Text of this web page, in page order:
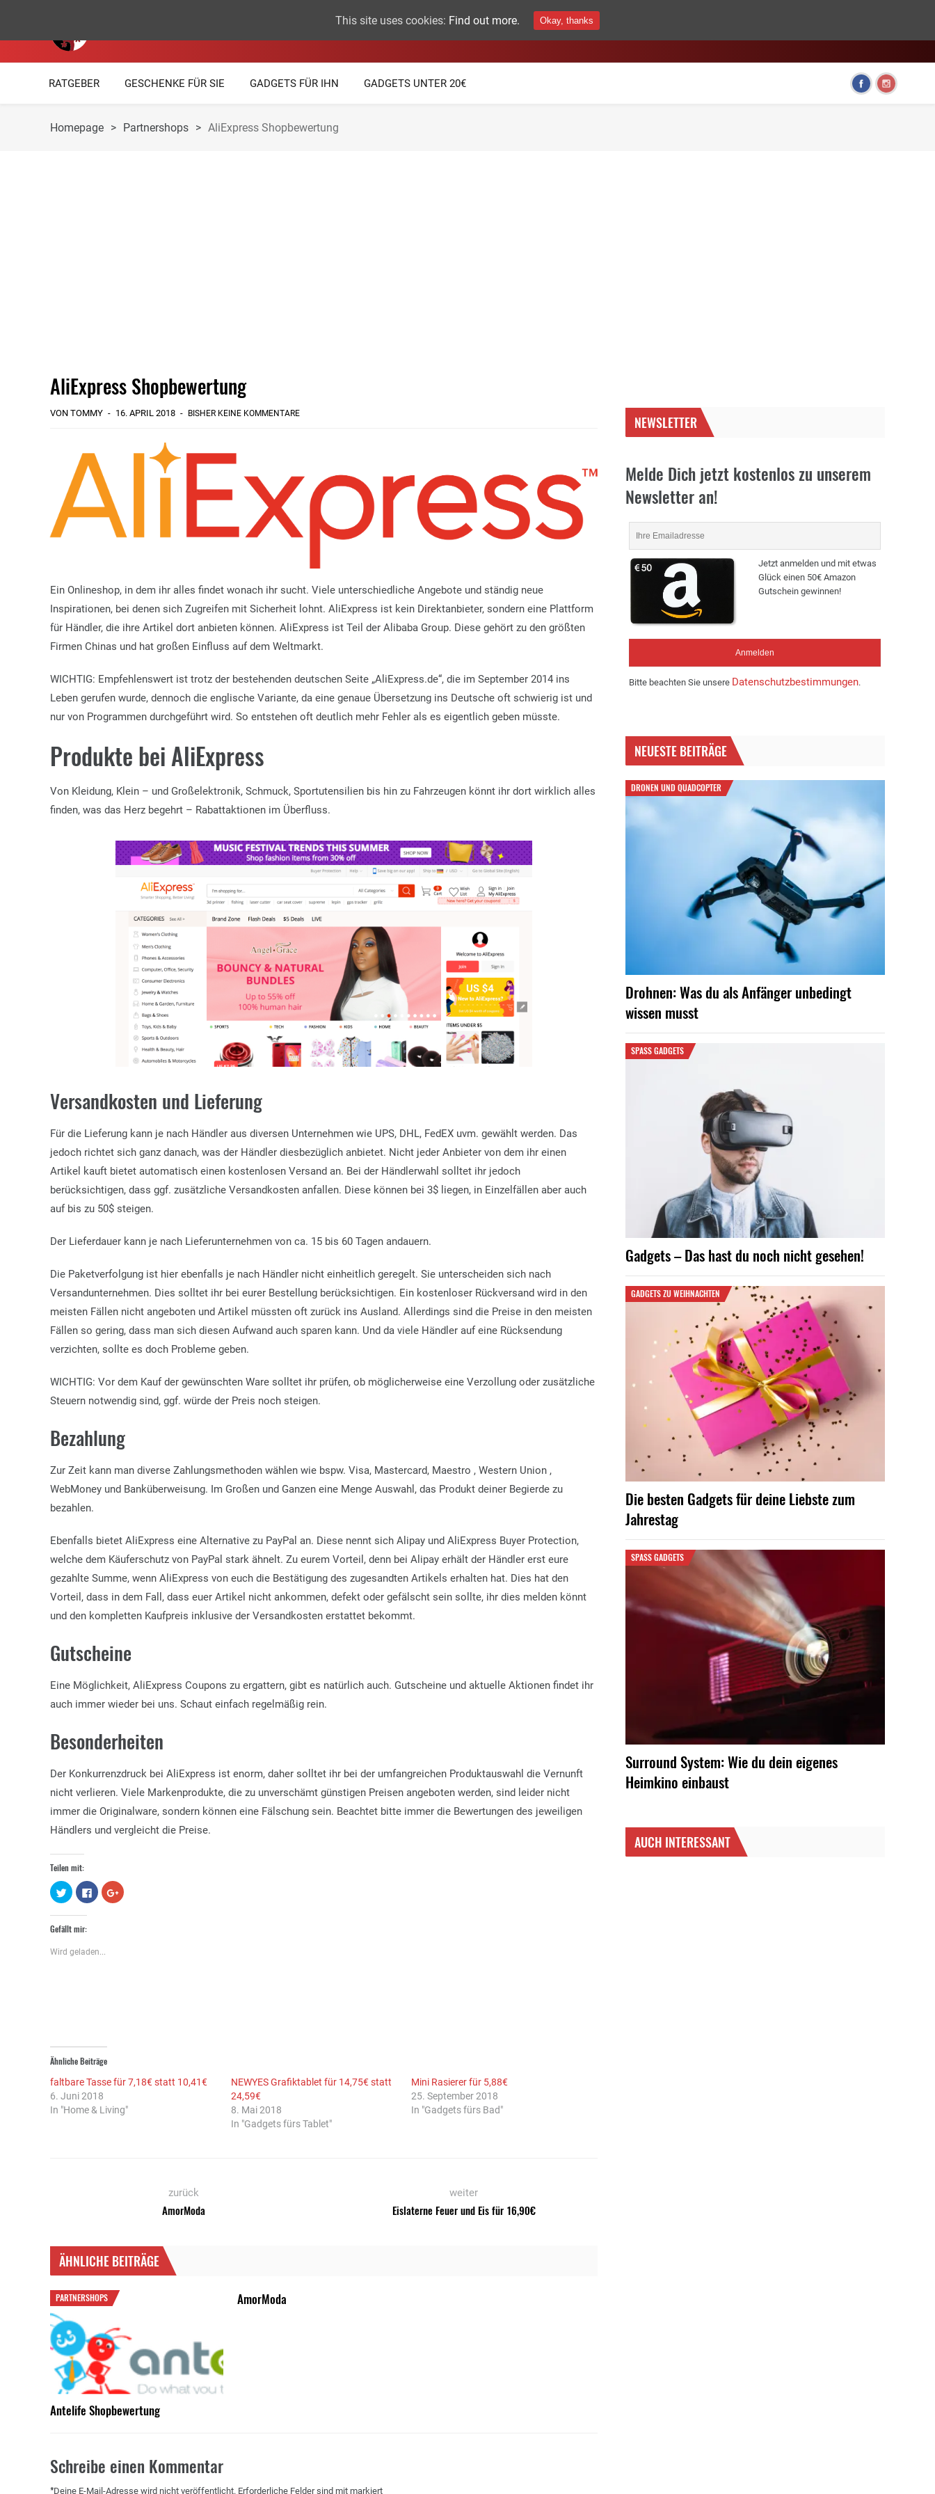
TECHNIK GADGETS
RATGEBER GESCHENKE FÜR SIE GADGETS FÜR IHN GADGETS UNTER 20€
Homepage > Partnershops > AliExpress Shopbewertung
AliExpress Shopbewertung
VON TOMMY 16. APRIL 2018 BISHER KEINE KOMMENTARE
Ein Onlineshop, in dem ihr alles findet wonach ihr sucht. Viele unterschiedliche Angebote und ständig neue
Inspirationen, bei denen sich Zugreifen mit Sicherheit lohnt. AliExpress ist kein Direktanbieter, sondern eine Plattform
für Händler, die ihre Artikel dort anbieten können. AliExpress ist Teil der Alibaba Group. Diese gehört zu den größten
Firmen Chinas und hat großen Einfluss auf dem Weltmarkt.
WICHTIG: Empfehlenswert ist trotz der bestehenden deutschen Seite „AliExpress.de“, die im September 2014 ins
Leben gerufen wurde, dennoch die englische Variante, da eine genaue Übersetzung ins Deutsche oft schwierig ist und
nur von Programmen durchgeführt wird. So entstehen oft deutlich mehr Fehler als es eigentlich geben müsste.
Produkte bei AliExpress
Von Kleidung, Klein – und Großelektronik, Schmuck, Sportutensilien bis hin zu Fahrzeugen könnt ihr dort wirklich alles
finden, was das Herz begehrt – Rabattaktionen im Überfluss.
Versandkosten und Lieferung
Für die Lieferung kann je nach Händler aus diversen Unternehmen wie UPS, DHL, FedEX uvm. gewählt werden. Das
jedoch richtet sich ganz danach, was der Händler diesbezüglich anbietet. Nicht jeder Anbieter von dem ihr einen
Artikel kauft bietet automatisch einen kostenlosen Versand an. Bei der Händlerwahl solltet ihr jedoch
berücksichtigen, dass ggf. zusätzliche Versandkosten anfallen. Diese können bei 3$ liegen, in Einzelfällen aber auch
auf bis zu 50$ steigen.
Der Lieferdauer kann je nach Lieferunternehmen von ca. 15 bis 60 Tagen andauern.
Die Paketverfolgung ist hier ebenfalls je nach Händler nicht einheitlich geregelt. Sie unterscheiden sich nach
Versandunternehmen. Dies solltet ihr bei eurer Bestellung berücksichtigen. Ein kostenloser Rückversand wird in den
meisten Fällen nicht angeboten und Artikel müssten oft zurück ins Ausland. Allerdings sind die Preise in den meisten
Fällen so gering, dass man sich diesen Aufwand auch sparen kann. Und da viele Händler auf eine Rücksendung
verzichten, sollte es doch Probleme geben.
WICHTIG: Vor dem Kauf der gewünschten Ware solltet ihr prüfen, ob möglicherweise eine Verzollung oder zusätzliche
Steuern notwendig sind, ggf. würde der Preis noch steigen.
Bezahlung
Zur Zeit kann man diverse Zahlungsmethoden wählen wie bspw. Visa, Mastercard, Maestro , Western Union ,
WebMoney und Banküberweisung. Im Großen und Ganzen eine Menge Auswahl, das Produkt deiner Begierde zu
bezahlen.
Ebenfalls bietet AliExpress eine Alternative zu PayPal an. Diese nennt sich Alipay und AliExpress Buyer Protection,
welche dem Käuferschutz von PayPal stark ähnelt. Zu eurem Vorteil, denn bei Alipay erhält der Händler erst eure
gezahlte Summe, wenn AliExpress von euch die Bestätigung des zugesandten Artikels erhalten hat. Dies hat den
Vorteil, dass in dem Fall, dass euer Artikel nicht ankommen, defekt oder gefälscht sein sollte, ihr dies melden könnt
und den kompletten Kaufpreis inklusive der Versandkosten erstattet bekommt.
Gutscheine
Eine Möglichkeit, AliExpress Coupons zu ergattern, gibt es natürlich auch. Gutscheine und aktuelle Aktionen findet ihr
auch immer wieder bei uns. Schaut einfach regelmäßig rein.
Besonderheiten
Der Konkurrenzdruck bei AliExpress ist enorm, daher solltet ihr bei der umfangreichen Produktauswahl die Vernunft
nicht verlieren. Viele Markenprodukte, die zu unverschämt günstigen Preisen angeboten werden, sind leider nicht
immer die Originalware, sondern können eine Fälschung sein. Beachtet bitte immer die Bewertungen des jeweiligen
Händlers und vergleicht die Preise.
Teilen mit:
Klick,
um
über
Twitter
zu
teilen
in
neuem
Klick,
um
in
neuem
Zum
Teilen
Gefällt mir:
Wird geladen...
Ähnliche Beiträge
faltbare Tasse für 7,18€ statt 10,41€
6. Juni 2018
In "Home & Living"
NEWYES Grafiktablet für 14,75€ statt
24,59€
8. Mai 2018
In "Gadgets fürs Tablet"
Mini Rasierer für 5,88€
25. September 2018
In "Gadgets fürs Bad"
zurück
AmorModa
weiter
Eislaterne Feuer und Eis für 16,90€
ÄHNLICHE BEITRÄGE
PARTNERSHOPS
Antelife Shopbewertung
AmorModa
Schreibe einen Kommentar
Deine E-Mail-Adresse wird nicht veröffentlicht. Erforderliche Felder sind mit
* markiert
NEWSLETTER
Melde Dich jetzt kostenlos zu unserem
Newsletter an!
Jetzt anmelden und mit etwas
Glück einen 50€ Amazon
Gutschein gewinnen!
Bitte beachten Sie unsere Datenschutzbestimmungen.
NEUESTE BEITRÄGE
DRONEN UND QUADCOPTER
Drohnen: Was du als Anfänger unbedingt
wissen musst
SPASS GADGETS
Gadgets – Das hast du noch nicht gesehen!
GADGETS ZU WEIHNACHTEN
Die besten Gadgets für deine Liebste zum
Jahrestag
SPASS GADGETS
Surround System: Wie du dein eigenes
Heimkino einbaust
AUCH INTERESSANT
This site uses cookies: Find out more. Okay, thanks